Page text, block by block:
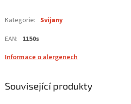
Kategorie: Svijany
EAN: 1150s
Informace o alergenech
Související produkty